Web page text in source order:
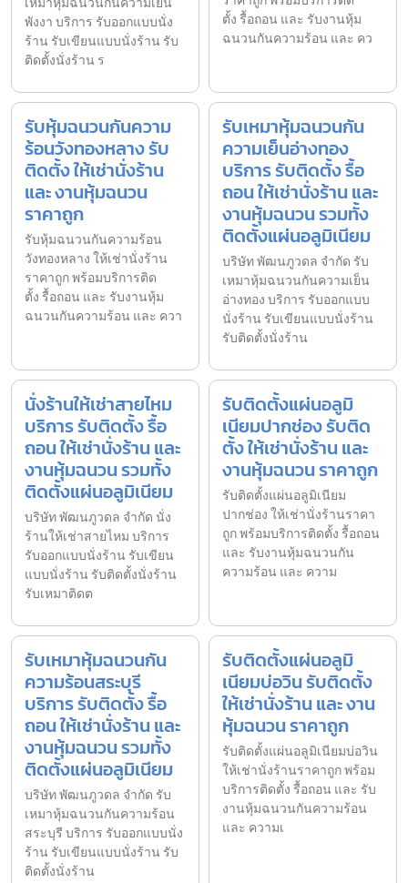
พังงา บริการ รับออกแบบนั่ง
ร้าน รับเขียนแบบนั่งร้าน รับ
ติดตั้งนั่งร้าน ร
ตั้ง รื้อถอน และ รับงานหุ้ม
ฉนวนกันความร้อน และ คว
รับหุ้มฉนวนกันความ
ร้อนวังทองหลาง รับ
ติดตั้ง ให้เช่านั่งร้าน
และ งานหุ้มฉนวน
ราคาถูก
รับหุ้มฉนวนกันความร้อน
วังทองหลาง ให้เช่านั่งร้าน
ราคาถูก พร้อมบริการติด
ตั้ง รื้อถอน และ รับงานหุ้ม
ฉนวนกันความร้อน และ ควา
รับเหมาหุ้มฉนวนกัน
ความเย็นอ่างทอง
บริการ รับติดตั้ง รื้อ
ถอน ให้เช่านั่งร้าน และ
งานหุ้มฉนวน รวมทั้ง
ติดตั้งแผ่นอลูมิเนียม
บริษัท พัฒนภูวดล จำกัด รับ
เหมาหุ้มฉนวนกันความเย็น
อ่างทอง บริการ รับออกแบบ
นั่งร้าน รับเขียนแบบนั่งร้าน
รับติดตั้งนั่งร้าน
นั่งร้านให้เช่าสายไหม
บริการ รับติดตั้ง รื้อ
ถอน ให้เช่านั่งร้าน และ
งานหุ้มฉนวน รวมทั้ง
ติดตั้งแผ่นอลูมิเนียม
บริษัท พัฒนภูวดล จำกัด นั่ง
ร้านให้เช่าสายไหม บริการ
รับออกแบบนั่งร้าน รับเขียน
แบบนั่งร้าน รับติดตั้งนั่งร้าน
รับเหมาติดต
รับติดตั้งแผ่นอลูมิ
เนียมปากช่อง รับติด
ตั้ง ให้เช่านั่งร้าน และ
งานหุ้มฉนวน ราคาถูก
รับติดตั้งแผ่นอลูมิเนียม
ปากช่อง ให้เช่านั่งร้านราคา
ถูก พร้อมบริการติดตั้ง รื้อถอน
และ รับงานหุ้มฉนวนกัน
ความร้อน และ ความ
รับเหมาหุ้มฉนวนกัน
ความร้อนสระบุรี
บริการ รับติดตั้ง รื้อ
ถอน ให้เช่านั่งร้าน และ
งานหุ้มฉนวน รวมทั้ง
ติดตั้งแผ่นอลูมิเนียม
บริษัท พัฒนภูวดล จำกัด รับ
เหมาหุ้มฉนวนกันความร้อน
สระบุรี บริการ รับออกแบบนั่ง
ร้าน รับเขียนแบบนั่งร้าน รับ
ติดตั้งนั่งร้าน
รับติดตั้งแผ่นอลูมิ
เนียมบ่อวิน รับติดตั้ง
ให้เช่านั่งร้าน และ งาน
หุ้มฉนวน ราคาถูก
รับติดตั้งแผ่นอลูมิเนียมบ่อวิน
ให้เช่านั่งร้านราคาถูก พร้อม
บริการติดตั้ง รื้อถอน และ รับ
งานหุ้มฉนวนกันความร้อน
และ ความเ